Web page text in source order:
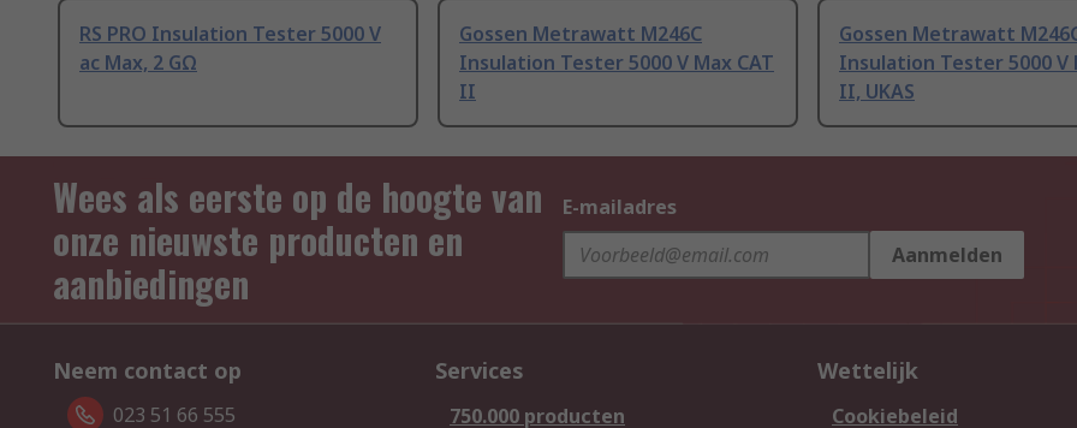
RS PRO Insulation Tester 5000 V
ac Max, 2 GΩ
Gossen Metrawatt M246C
Insulation Tester 5000 V Max CAT
II
Gossen Metrawatt
Insulation Tester 5000 V
II, UKAS
Wees als eerste op de hoogte van
onze nieuwste producten en
aanbiedingen
E-mailadres
Aanmelden
Neem contact op
023 51 66 555
Services
750.000 producten
Wettelijk
Cookiebeleid